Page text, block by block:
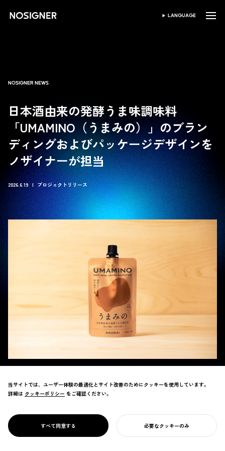
ホーム SELECT LANGUAGE
LANGUAGE
NOSIGNER NEWS
日本酒由来の発酵うま味調味料
「UMAMINO（うまみの）」のブラン
ディングおよびパッケージデザインを
ノザイナーが担当
2026.6.19 プロジェクトリリース
JOCHU-」を展開するナオライ株式会社（本社：広島県呉市、代表取締役：三宅紘一郎氏）
が、2026年6月12日（金）に発売した日本酒由来の発酵うま味調味料「UMAMINO（うまみ
の）」のブランディングおよびパッケージデザインを担当しました。
当サイトでは、ユーザー体験の最適化とサイト改善のためにクッキーを使用しています。
詳細は クッキーポリシー
クッキーポリシー をご確認ください。
すべて同意する 必要なクッキーのみ